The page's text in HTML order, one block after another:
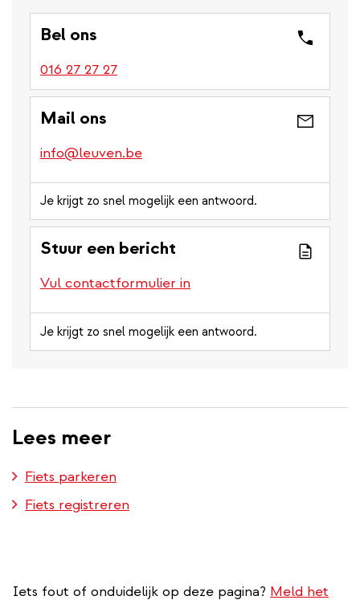
Bel ons
016 27 27 27
Mail ons
info@leuven.be
Je krijgt zo snel mogelijk een antwoord.
Stuur een bericht
Vul contactformulier in
Je krijgt zo snel mogelijk een antwoord.
Lees meer
Fiets parkeren
Fiets registreren
Iets fout of onduidelijk op deze pagina? Meld het